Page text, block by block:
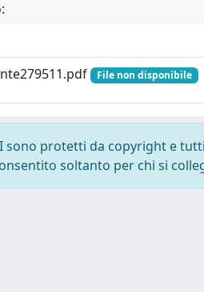
File non disponibile
sono protetti da copyright e
soltanto per chi si